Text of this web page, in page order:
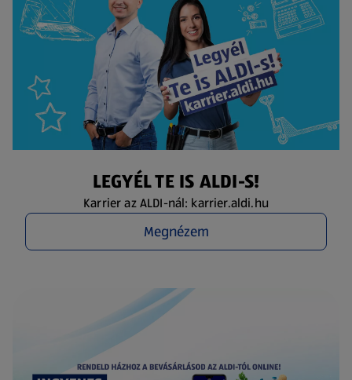
LEGYÉL TE IS ALDI-S!
Karrier az ALDI-nál: karrier.aldi.hu
Megnézem